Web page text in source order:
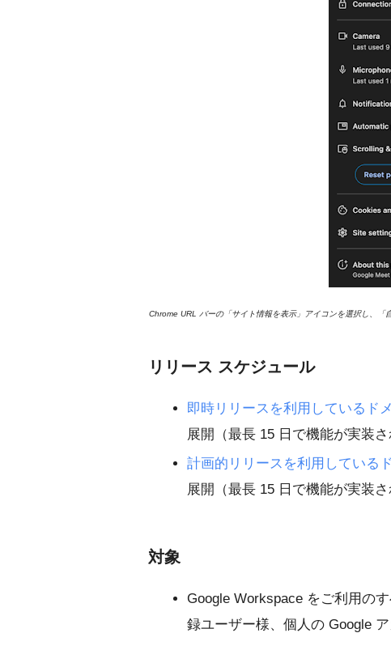
Chrome URL バーの「サイト情報を表示」アイコンを選択し、
リリース スケジュール
即時リリースを利用しているド
展開（最長 15 日で機能が実装さ
計画的リリースを利用している
展開（最長 15 日で機能が実装さ
対象
Google Workspace をご利用の
録ユーザー様、個人の Google